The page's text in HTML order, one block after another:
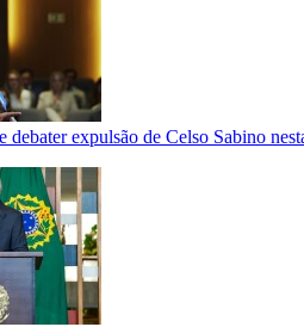
debater expulsão de Celso Sabino